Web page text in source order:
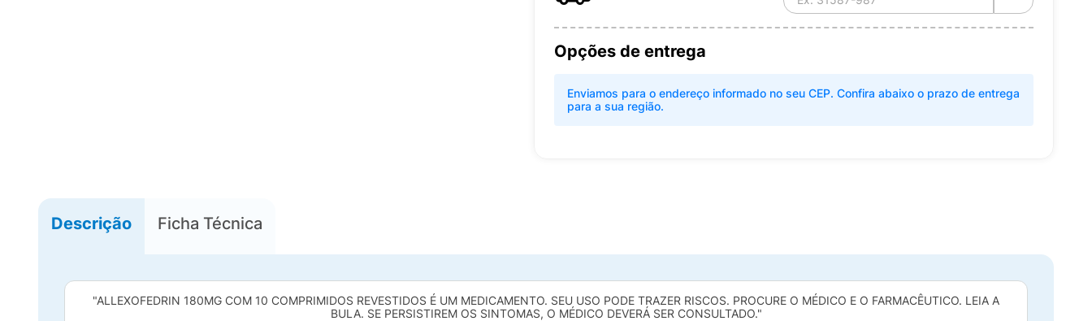
Opções de entrega
Enviamos para o endereço informado no seu CEP. Confira abaixo o prazo de entrega
para a sua região.
Descrição Ficha Técnica
"ALLEXOFEDRIN 180MG COM 10 COMPRIMIDOS REVESTIDOS É UM MEDICAMENTO. SEU USO PODE TRAZER RISCOS. PROCURE O MÉDICO E O FARMACÊUTICO. LEIA A
BULA. SE PERSISTIREM OS SINTOMAS, O MÉDICO DEVERÁ SER CONSULTADO."